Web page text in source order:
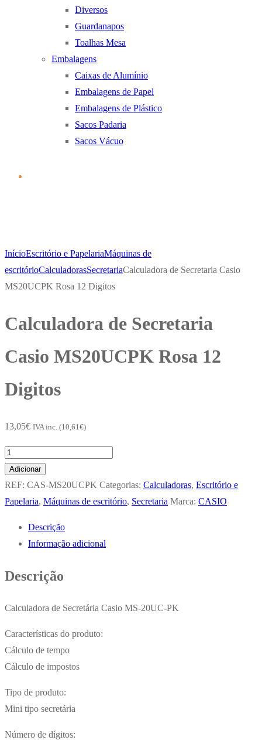
Diversos
Guardanapos
Toalhas Mesa
Embalagens
Caixas de Alumínio
Embalagens de Papel
Embalagens de Plástico
Sacos Padaria
Sacos Vácuo
InícioEscritório e PapelariaMáquinas de
escritórioCalculadorasSecretariaCalculadora de Secretaria Casio
MS20UCPK Rosa 12 Digitos
Calculadora de Secretaria
Casio MS20UCPK Rosa 12
Digitos
13,05€ IVA inc. (10,61 €)
Quantidade
de
Calculadora
de
MS20UCPK
12
Adicionar
REF: CAS-MS20UCPK Categorias: Calculadoras, Escritório e
Papelaria, Máquinas de escritório, Secretaria Marca: CASIO
Descrição
Informação adicional
Descrição
Calculadora de Secretária Casio MS-20UC-PK
Características do produto:
Cálculo de tempo
Cálculo de impostos
Tipo de produto:
Mini tipo secretária
Número de dígitos: